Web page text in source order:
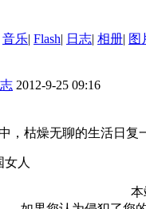
音乐| Flash| 日志| 相册| 图
2012-9-25 09:16
，枯燥无聊的生活日
人
本